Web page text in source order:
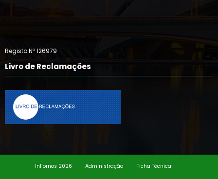
Registo Nº 126979
Livro de Reclamações
InFornos 2026 Administração Ficha Técnica